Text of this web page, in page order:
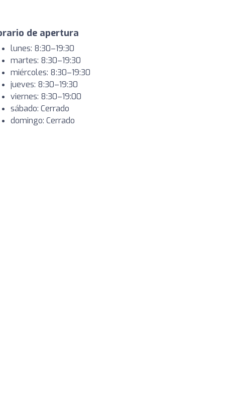
de apertura
lunes: 8:30–19:30
martes: 8:30–19:30
miércoles: 8:30–19:30
jueves: 8:30–19:30
viernes: 8:30–19:00
sábado: Cerrado
domingo: Cerrado